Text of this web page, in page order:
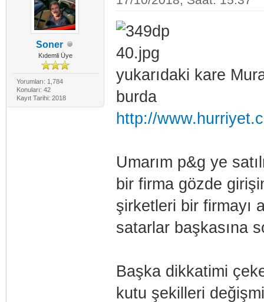
Soner
Kıdemli Üye
Yorumları: 1,784
Konuları: 42
Kayıt Tarihi: 2018
yukarıdaki kare
burda
http://
Umarım p&g ye
bir firma gözde
şirketleri bir firmayı
satarlar başkasına
Başka dikkatimi
kutu şekilleri